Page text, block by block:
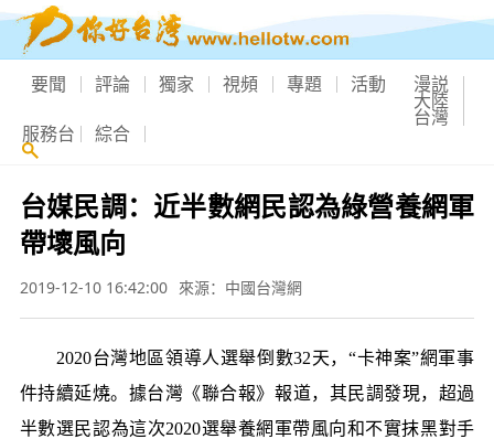
要聞 評論 獨家 視頻 專題 活動 漫説
大陸
台灣
服務台 綜合
台媒民調：近半數網民認為綠營養網軍
帶壞風向
2019-12-10 16:42:00 來源：中國台灣網
2020台灣地區領導人選舉倒數32天，“卡神案”網軍事
件持續延燒。據台灣《聯合報》報道，其民調發現，超過
半數選民認為這次2020選舉養網軍帶風向和不實抹黑對手